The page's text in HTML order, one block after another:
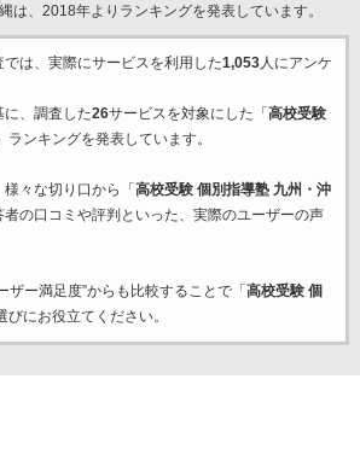
は、2018年よりランキングを発表しています。
は、実際にサービスを利用した1,053人にアンケ
、調査した26サービスを対象にした「 高校受験
ランキングを発表しています。
々な切り口から「 高校受験 個別指導塾 九州・沖
の口コミや評判といった、実際のユーザーの声
ザー満足度”からも比較することで「 高校受験 個
びにお役立てください。